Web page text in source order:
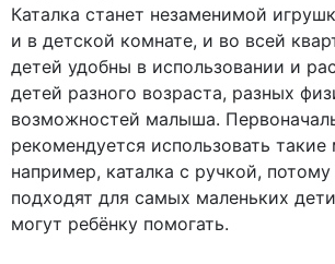
Каталка станет незаменимой
и в детской комнате, и во всей
детей удобны в использовании и
детей разного возраста, разных
возможностей малыша.
рекомендуется использовать такие
например, каталка с ручкой,
подходят для самых маленьких
могут ребёнку помогать.